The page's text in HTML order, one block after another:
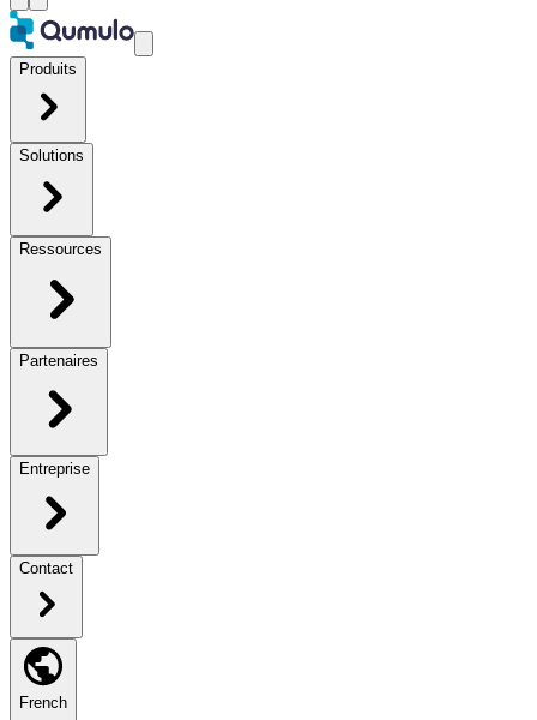
Produits
Solutions
Ressources
Partenaires
Entreprise
Contact
French